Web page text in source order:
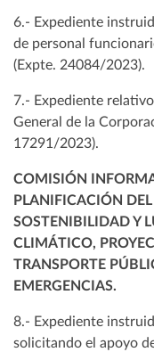
6.- Expediente
de personal
(Expte. 24084/2023).
7.- Expediente
General de la
17291/2023).
COMISIÓN
PLANIFICACIÓN
SOSTENIBILIDAD Y
CLIMÁTICO,
TRANSPORTE
EMERGENCIAS.
8.- Expediente
solicitando el apoyo